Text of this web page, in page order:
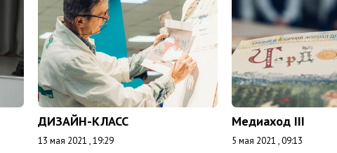
ДИЗАЙН-КЛАСС
13 мая 2021 , 19:29
Медиаход III
5 мая 2021 , 09:13